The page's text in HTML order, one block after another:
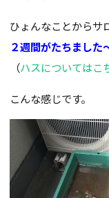
ひょんなことからサ
２週間がたちました
（ハスについては
こんな感じです。